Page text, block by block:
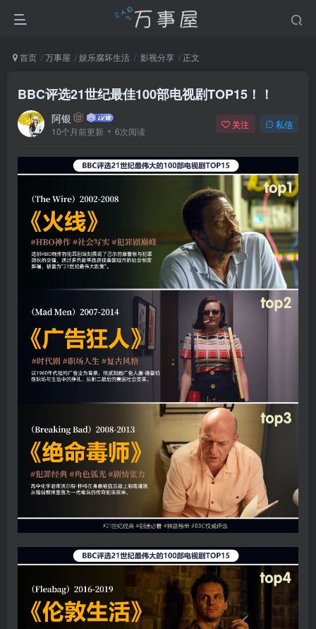
首页 万事屋 娱乐腐坏生活 影视分享 正文
BBC评选21世纪最佳100部电视剧TOP15！！
阿银
10个月前更新 6次阅读
关注 私信